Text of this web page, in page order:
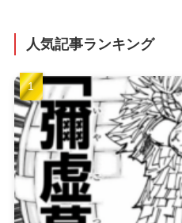
人気記事ランキング